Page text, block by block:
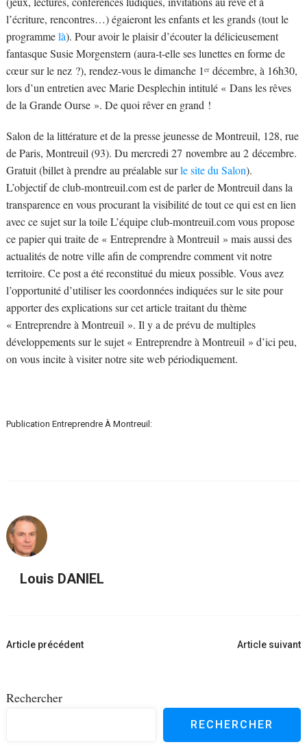
l’écriture, rencontres…) égaieront les enfants et les grands (tout le
programmelà). Pour avoir le plaisir d’écouter la délicieusement
fantasque Susie Morgenstern (aura-t-elle ses lunettes en forme de
cœur sur le nez ?), rendez-vous le dimanche 1ᵉʳ décembre, à 16h30,
lors d’un entretien avec Marie Desplechin intitulé « Dans les rêves
de la Grande Ourse ». De quoi rêver en grand !
Salon de la littérature et de la presse jeunesse de Montreuil, 128, rue
de Paris, Montreuil (93). Du mercredi 27 novembre au 2 décembre.
Gratuit (billet à prendre au préalable surle site du Salon).
L’objectif de club-montreuil.com est de parler de Montreuil dans la
transparence en vous procurant la visibilité de tout ce qui est en lien
avec ce sujet sur la toile L’équipe club-montreuil.com vous propose
ce papier qui traite de « Entreprendre à Montreuil » mais aussi des
actualités de notre ville afin de comprendre comment vit notre
territoire. Ce post a été reconstitué du mieux possible. Vous avez
l’opportunité d’utiliser les coordonnées indiquées sur le site pour
apporter des explications sur cet article traitant du thème
« Entreprendre à Montreuil ». Il y a de prévu de multiples
développements sur le sujet « Entreprendre à Montreuil » d’ici peu,
on vous incite à visiter notre site web périodiquement.
Publication Entreprendre À Montreuil:
Louis DANIEL
Navigation
Article précédent Article suivant
Rechercher
RECHERCHER